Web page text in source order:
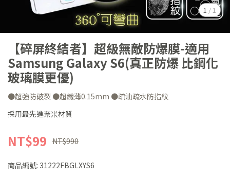
1 / 1
【碎屏終結者】超級無敵防爆膜-適用
Samsung Galaxy S6(真正防爆 比鋼化
玻璃膜更優)
●超強防破裂 ●超纖薄0.15mm ●疏油疏水防指紋
採用最先進奈米材質
NT$99 NT$990
商品編號: 31222FBGLXYS6